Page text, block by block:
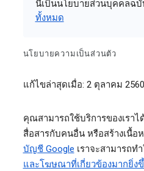
นี่เป็นนโยบายส่วนบุคคลฉบั
ทั้งหมด
นโยบายความเป็นส่วนตัว
แก้ไขล่าสุดเมื่อ: 2 ตุลาคม
คุณสามารถใช้บริการของเรา
สื่อสารกับคนอื่น หรือสร้างเนื้อ
บัญชี Google เราจะสามารถท
และโฆษณาที่เกี่ยวข้องมากยิ่ง